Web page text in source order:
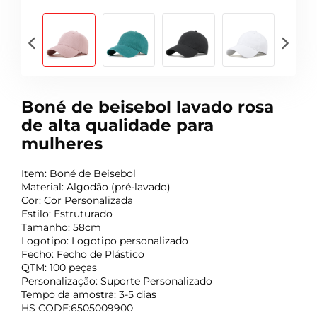
Boné de beisebol lavado rosa
de alta qualidade para
mulheres
Item: Boné de Beisebol
Material: Algodão (pré-lavado)
Cor: Cor Personalizada
Estilo: Estruturado
Tamanho: 58cm
Logotipo: Logotipo personalizado
Fecho: Fecho de Plástico
QTM: 100 peças
Personalização: Suporte Personalizado
Tempo da amostra: 3-5 dias
HS CODE:6505009900